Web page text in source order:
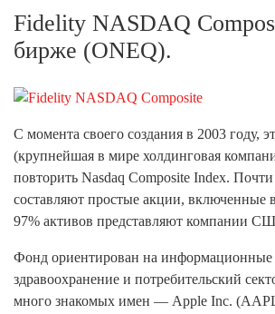
Fidelity NASDAQ
бирже (ONEQ).
С момента своего создания в 2003 году,
(крупнейшая в мире холдинговая
повторить Nasdaq Composite Index.
составляют простые акции, включенные
97% активов представляют компании
Фонд ориентирован на информационные
здравоохранение и потребительский
много знакомых имен — Apple Inc.